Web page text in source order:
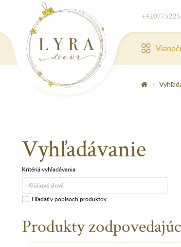
Vyhľadávanie
Kritériá vyhľadávania
Hľadať v popisoch produktov
Produkty